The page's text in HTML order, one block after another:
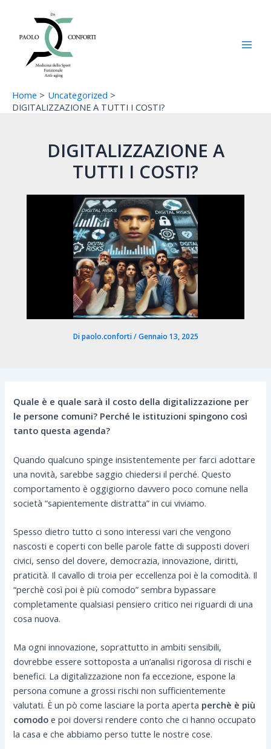
contenuto
Home
Uncategorized
DIGITALIZZAZIONE A TUTTI I COSTI?
DIGITALIZZAZIONE A
TUTTI I COSTI?
Dipaolo.conforti/Gennaio 13, 2025
Quale è e quale sarà il costo della digitalizzazione per
le persone comuni? Perché le istituzioni spingono così
tanto questa agenda?
Quando qualcuno spinge insistentemente per farci adottare
una novità, sarebbe saggio chiedersi il perché. Questo
comportamento è oggigiorno davvero poco comune nella
società “sapientemente distratta” in cui viviamo.
Spesso dietro tutto ci sono interessi vari che vengono
nascosti e coperti con belle parole fatte di supposti doveri
civici, senso del dovere, democrazia, innovazione, diritti,
praticità. Il cavallo di troia per eccellenza poi è la comodità. Il
“perchè così poi è più comodo” sembra bypassare
completamente qualsiasi pensiero critico nei riguardi di una
cosa nuova.
Ma ogni innovazione, soprattutto in ambiti sensibili,
dovrebbe essere sottoposta a un’analisi rigorosa di rischi e
benefici. La digitalizzazione non fa eccezione, espone la
persona comune a grossi rischi non sufficientemente
valutati. È un pò come lasciare la porta aperta perchè è più
comodo e poi doversi rendere conto che ci hanno occupato
la casa e che abbiamo perso tutte le nostre cose.